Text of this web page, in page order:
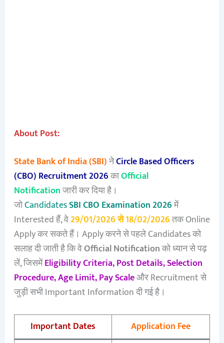
About Post:
State Bank of India (SBI)नेCircle Based Officers
(CBO) Recruitment 2026काOfficial
Notificationजारी कर दिया है।
जोCandidatesSBI CBO Examination 2026में
Interested हैं, वे29/01/2026 से 18/02/2026तक Online
Apply कर सकते हैं। Apply करने से पहले Candidates को
सलाह दी जाती है कि वेOfficial Notificationको ध्यान से पढ़
लें, जिसमेंEligibility Criteria, Post Details, Selection
Procedure, Age Limit, Pay Scaleऔर Recruitment से
जुड़ी सभी Important Information दी गई है।
Important Dates Application Fee